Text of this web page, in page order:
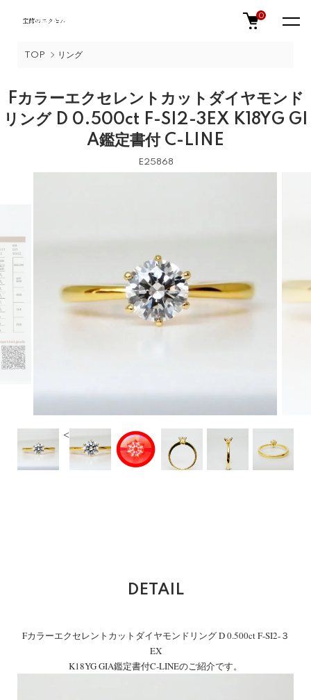
0
TOP リング
Fカラーエクセレントカットダイヤモンド
リング D 0.500ct F-SI2-3EX K18YG GI
A鑑定書付 C-LINE
E25868
<
DETAIL
Fカラーエクセレントカットダイヤモンドリング D 0.500ct F-SI2-３
EX
K18YG GIA鑑定書付C-LINEのご紹介です。